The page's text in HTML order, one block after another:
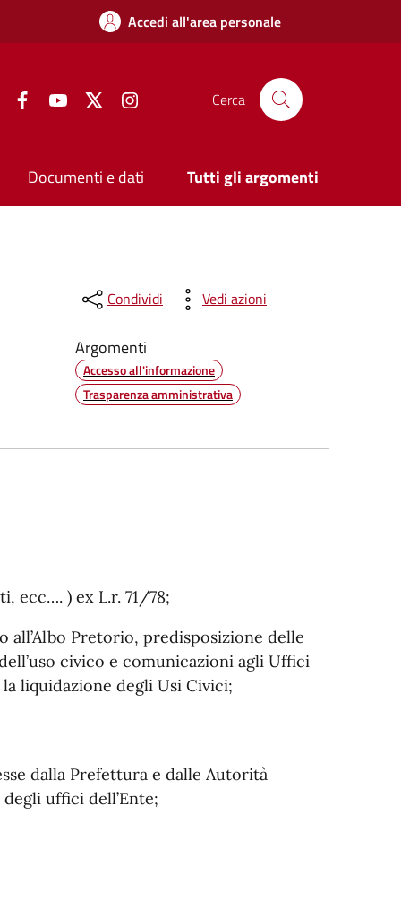
Accedi all'area personale
FacebookYouTube Twitter Cerca
Documenti e dati Tutti gli argomenti
Condividi Vedi azioni
Argomenti
Accesso all'informazione
Trasparenza amministrativa
ecc…. ) ex L.r. 71/78;
all’Albo Pretorio, predisposizione delle
civico e comunicazioni agli Uffici
liquidazione degli Usi Civici;
dalla Prefettura e dalle Autorità
uffici dell’Ente;